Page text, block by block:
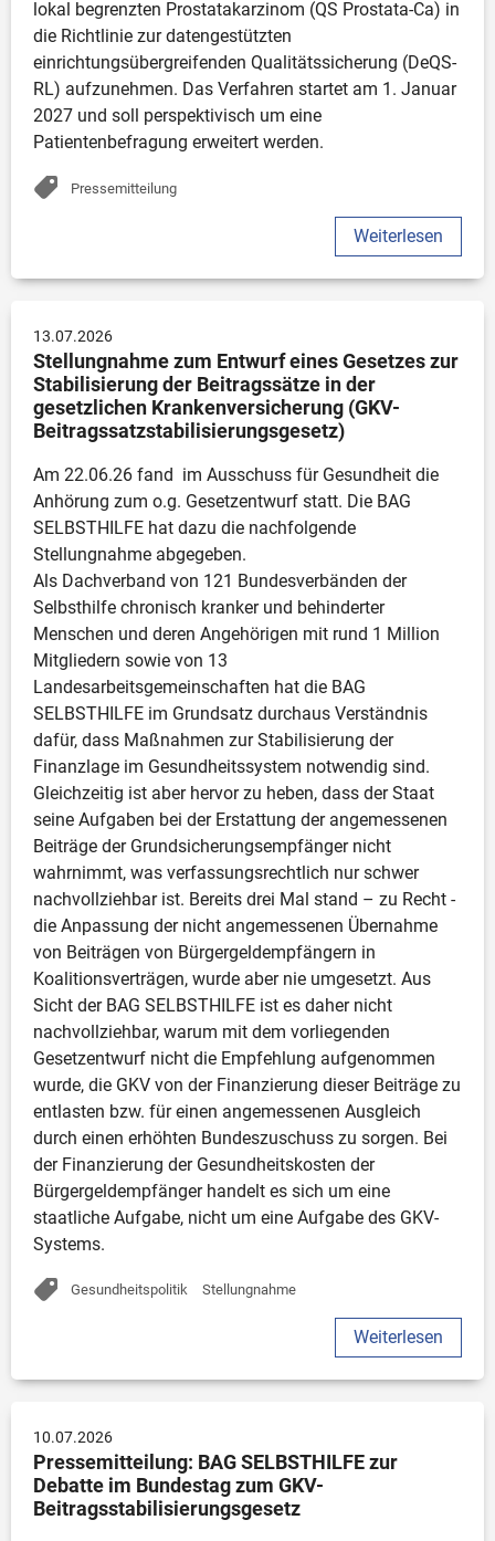
lokal begrenzten Prostatakarzinom (QS Prostata-Ca) in
die Richtlinie zur datengestützten
einrichtungsübergreifenden Qualitätssicherung (DeQS-
RL) aufzunehmen. Das Verfahren startet am 1. Januar
2027 und soll perspektivisch um eine
Patientenbefragung erweitert werden.
Pressemitteilung
Weiterlesen
13.07.2026
Stellungnahme zum Entwurf eines Gesetzes zur
Stabilisierung der Beitragssätze in der
gesetzlichen Krankenversicherung (GKV-
Beitragssatzstabilisierungsgesetz)
Am 22.06.26 fand  im Ausschuss für Gesundheit die
Anhörung zum o.g. Gesetzentwurf statt. Die BAG
SELBSTHILFE hat dazu die nachfolgende
Stellungnahme abgegeben.
Als Dachverband von 121 Bundesverbänden der
Selbsthilfe chronisch kranker und behinderter
Menschen und deren Angehörigen mit rund 1 Million
Mitgliedern sowie von 13
Landesarbeitsgemeinschaften hat die BAG
SELBSTHILFE im Grundsatz durchaus Verständnis
dafür, dass Maßnahmen zur Stabilisierung der
Finanzlage im Gesundheitssystem notwendig sind.
Gleichzeitig ist aber hervor zu heben, dass der Staat
seine Aufgaben bei der Erstattung der angemessenen
Beiträge der Grundsicherungsempfänger nicht
wahrnimmt, was verfassungsrechtlich nur schwer
nachvollziehbar ist. Bereits drei Mal stand – zu Recht -
die Anpassung der nicht angemessenen Übernahme
von Beiträgen von Bürgergeldempfängern in
Koalitionsverträgen, wurde aber nie umgesetzt. Aus
Sicht der BAG SELBSTHILFE ist es daher nicht
nachvollziehbar, warum mit dem vorliegenden
Gesetzentwurf nicht die Empfehlung aufgenommen
wurde, die GKV von der Finanzierung dieser Beiträge zu
entlasten bzw. für einen angemessenen Ausgleich
durch einen erhöhten Bundeszuschuss zu sorgen. Bei
der Finanzierung der Gesundheitskosten der
Bürgergeldempfänger handelt es sich um eine
staatliche Aufgabe, nicht um eine Aufgabe des GKV-
Gesundheitspolitik Stellungnahme
Weiterlesen
10.07.2026
Pressemitteilung: BAG SELBSTHILFE zur
Debatte im Bundestag zum GKV-
Beitragsstabilisierungsgesetz